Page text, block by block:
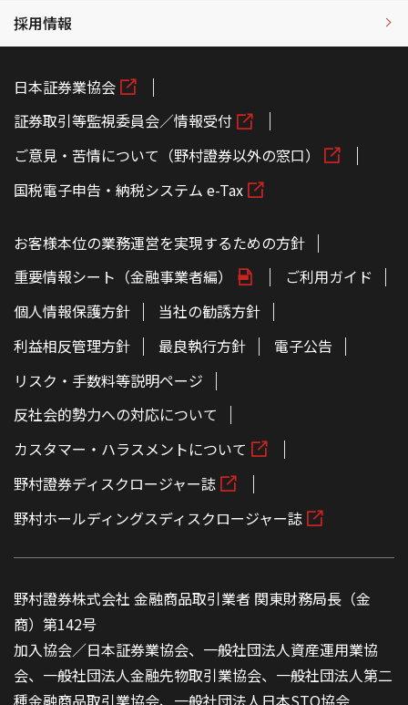
採用情報
日本証券業協会
証券取引等監視委員会／情報受付
ご意見・苦情について（野村證券以外の窓口）
国税電子申告・納税システム e-Tax
お客様本位の業務運営を実現するための方針
重要情報シート（金融事業者編）
ご利用ガイド
個人情報保護方針
当社の勧誘方針
利益相反管理方針
最良執行方針
電子公告
リスク・手数料等説明ページ
反社会的勢力への対応について
カスタマー・ハラスメントについて
野村證券ディスクロージャー誌
野村ホールディングスディスクロージャー誌
野村證券株式会社 金融商品取引業者 関東財務局長（金
商）第142号
加入協会／日本証券業協会、一般社団法人資産運用業協
会、一般社団法人金融先物取引業協会、一般社団法人第二